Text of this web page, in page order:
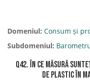
Domeniul: Consum și
Subdomeniul:
Q42. În ce măsură
de plastic în